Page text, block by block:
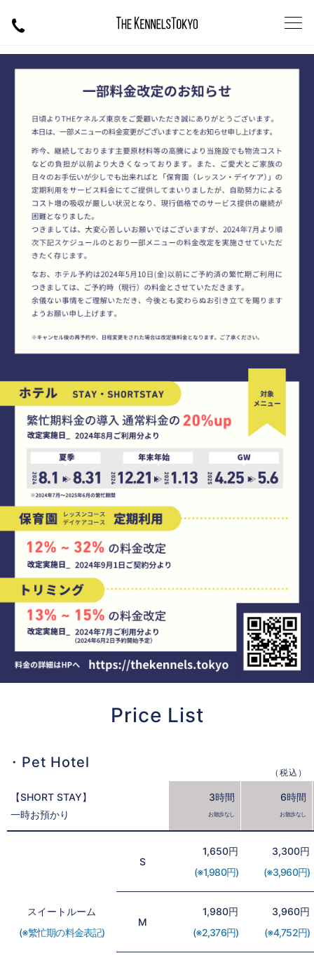
一部料金改定について
Price List
・Pet Hotel
（税込）
【SHORT STAY】
一時お預かり
3時間
お散歩なし
6時間
お散歩なし
スイートルーム
(※繁忙期の料金表記)
S
1,650円
(※1,980円)
3,300円
(※3,960円)
M
1,980円
(※2,376円)
3,960円
(※4,752円)